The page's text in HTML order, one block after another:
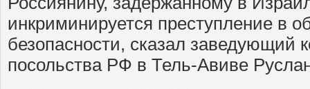
инкриминируется преступление в
безопасности, сказал заведующий
посольства РФ в Тель-Авиве